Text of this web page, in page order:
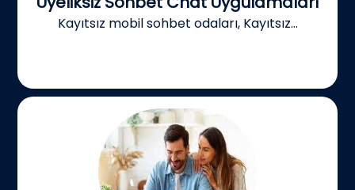
Kayıtsız mobil sohbet odaları, Kayıtsız...